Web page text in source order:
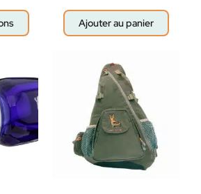
Ajouter au panier